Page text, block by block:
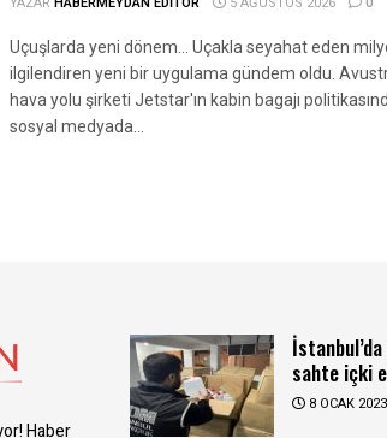
Uçuşlarda yeni dönem... Uçakla seyahat eden
ilgilendiren yeni bir uygulama gündem oldu.
hava yolu şirketi Jetstar'ın kabin bagajı
sosyal medyada...
Haber
sahte içki
8 OCAK 2023